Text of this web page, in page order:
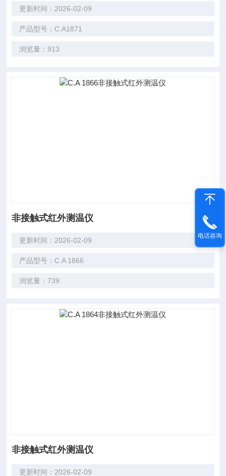
更新时间：2026-02-09
产品型号：C.A1871
浏览量：913
非接触式红外测温仪
更新时间：2026-02-09
产品型号：C.A 1866
浏览量：739
非接触式红外测温仪
更新时间：2026-02-09
电话咨询